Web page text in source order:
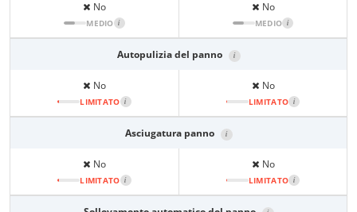
No
MEDIO i
No
MEDIO i
Autopulizia del panno i
No
LIMITATO i
No
LIMITATO i
Asciugatura panno i
No
LIMITATO i
No
LIMITATO i